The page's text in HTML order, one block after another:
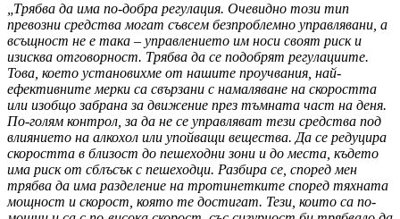
„Трябва да има по-добра регулация. Очевидно този тип
превозни средства могат съвсем безпроблемно управлявани, а
всъщност не е така – управлението им носи своят риск и
изисква отговорност. Трябва да се подобрят регулациите.
Това, което установихме от нашите проучвания, най-
ефективните мерки са свързани с намаляване на скоростта
или изобщо забрана за движение през тъмната част на деня.
По-голям контрол, за да не се управляват тези средства под
влиянието на алкохол или упойващи вещества. Да се редуцира
скоростта в близост до пешеходни зони и до места, където
има риск от сблъсък с пешеходци. Разбира се, според мен
трябва да има разделение на тротинетките според тяхната
мощност и скорост, която те достигат. Тези, които са по-